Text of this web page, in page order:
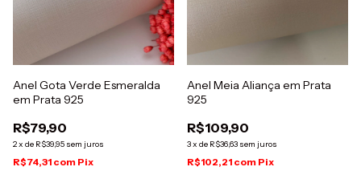
Anel Gota Verde Esmeralda
em Prata 925
R$79,90
2x de R$39,95 sem juros
R$74,31 com Pix
Anel Meia Aliança em Prata
925
R$109,90
3x de R$36,63 sem juros
R$102,21 com Pix